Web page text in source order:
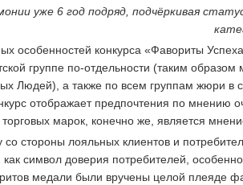
уже 6 год подряд, подчёркивая
особенностей конкурса «Фавориты
группе по-отдельности (таким
Людей), а также по всем группам жюри в
отображает предпочтения по мнению
марок, конечно же, является
со стороны лояльных клиентов и
символ доверия потребителей,
медали были вручены целой плеяде